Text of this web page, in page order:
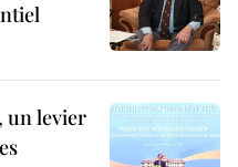
un levier